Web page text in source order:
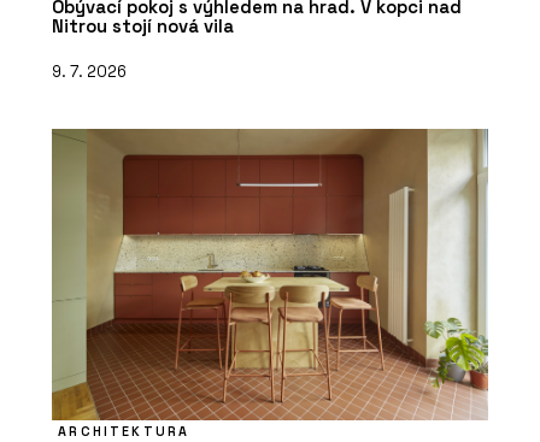
Obývací pokoj s výhledem na hrad. V kopci nad
Nitrou stojí nová vila
9. 7. 2026
ARCHITEKTURA